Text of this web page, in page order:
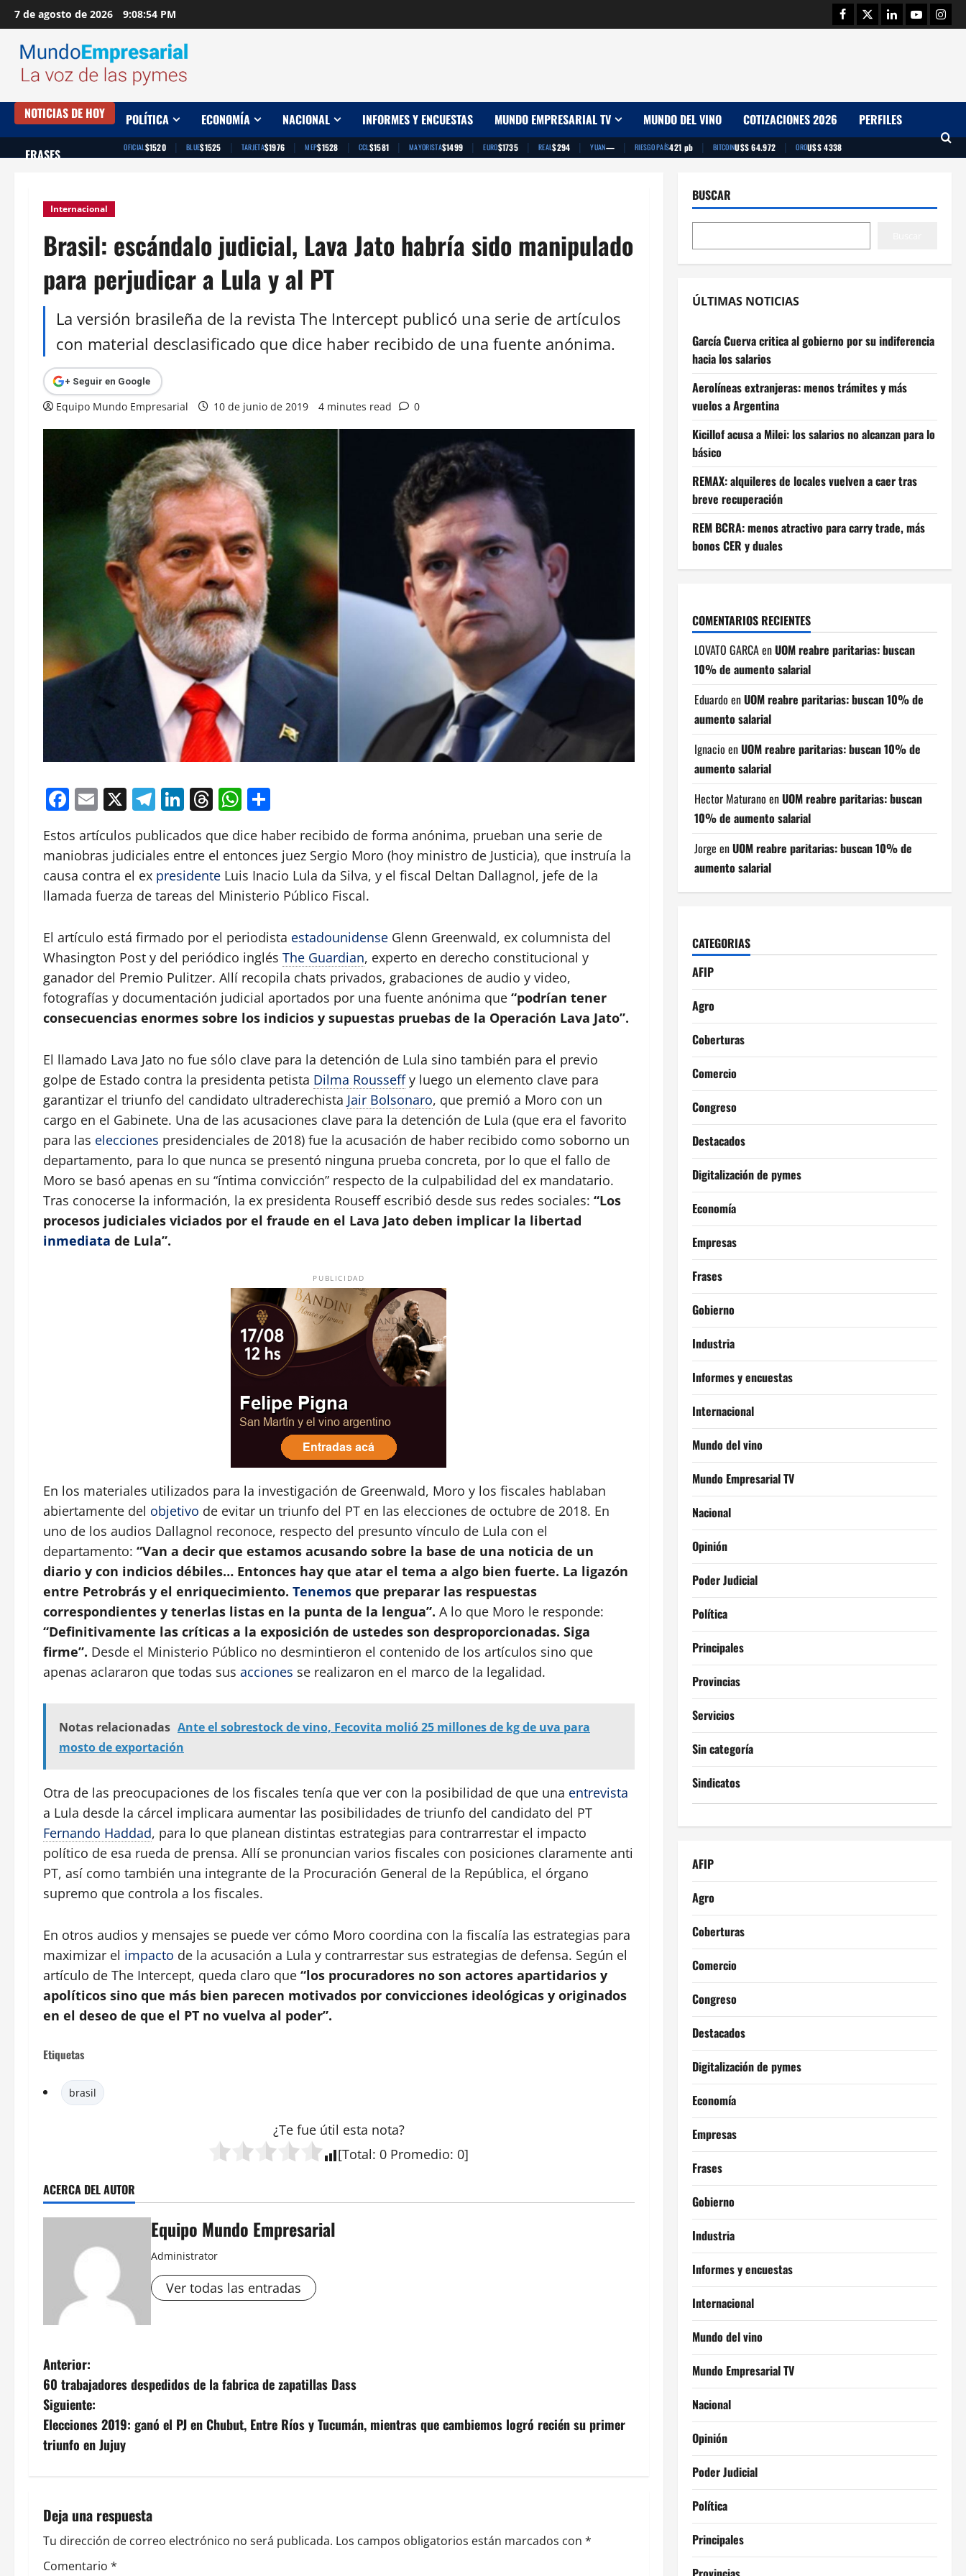
Saltar
al
contenido
7 de agosto de 2026 9:08:55 PM Facebook
TwitterLinkedinYoutube
NOTICIAS DE HOY POLÍTICA ECONOMÍA NACIONAL INFORMES Y ENCUESTAS MUNDO EMPRESARIAL TV MUNDO DEL VINO COTIZACIONES 2026 PERFILES
FRASES OFICIAL$1520 | BLUE$1525 | TARJETA$1976 | MEP$1528 | CCL$1581 | MAYORISTA$1499 | EURO$1735 | REAL$294 | YUAN— | RIESGO PAÍS421 pb | BITCOINU$S 64.972 | OROU$S 4338
Internacional
Brasil: escándalo judicial, Lava Jato habría sido manipulado
para perjudicar a Lula y al PT
La versión brasileña de la revista The Intercept publicó una serie de artículos
con material desclasificado que dice haber recibido de una fuente anónima.
+ Seguir en Google
Equipo Mundo Empresarial 10 de junio de 2019 4 minutes read 0
Facebook
Email
X Telegram
LinkedIn
Threads
WhatsApp
Estos artículos publicados que dice haber recibido de forma anónima, prueban una serie de
maniobras judiciales entre el entonces juez Sergio Moro (hoy ministro de Justicia), que instruía la
causa contra el ex presidente Luis Inacio Lula da Silva, y el fiscal Deltan Dallagnol, jefe de la
llamada fuerza de tareas del Ministerio Público Fiscal.
El artículo está firmado por el periodista estadounidense Glenn Greenwald, ex columnista del
Whasington Post y del periódico inglés The Guardian, experto en derecho constitucional y
ganador del Premio Pulitzer. Allí recopila chats privados, grabaciones de audio y video,
fotografías y documentación judicial aportados por una fuente anónima que “podrían tener
consecuencias enormes sobre los indicios y supuestas pruebas de la Operación Lava Jato”.
El llamado Lava Jato no fue sólo clave para la detención de Lula sino también para el previo
golpe de Estado contra la presidenta petista Dilma Rousseffy luego un elemento clave para
garantizar el triunfo del candidato ultraderechista Jair Bolsonaro, que premió a Moro con un
cargo en el Gabinete. Una de las acusaciones clave para la detención de Lula (que era el favorito
para las elecciones presidenciales de 2018) fue la acusación de haber recibido como soborno un
departamento, para lo que nunca se presentó ninguna prueba concreta, por lo que el fallo de
Moro se basó apenas en su “íntima convicción” respecto de la culpabilidad del ex mandatario.
Tras conocerse la información, la ex presidenta Rouseff escribió desde sus redes sociales: “Los
procesos judiciales viciados por el fraude en el Lava Jato deben implicar la libertad
inmediata de Lula”.
PUBLICIDAD
En los materiales utilizados para la investigación de Greenwald, Moro y los fiscales hablaban
abiertamente del objetivo de evitar un triunfo del PT en las elecciones de octubre de 2018. En
uno de los audios Dallagnol reconoce, respecto del presunto vínculo de Lula con el
departamento: “Van a decir que estamos acusando sobre la base de una noticia de un
diario y con indicios débiles… Entonces hay que atar el tema a algo bien fuerte. La ligazón
entre Petrobrás y el enriquecimiento. Tenemos que preparar las respuestas
correspondientes y tenerlas listas en la punta de la lengua”. A lo que Moro le responde:
“Definitivamente las críticas a la exposición de ustedes son desproporcionadas. Siga
firme”. Desde el Ministerio Público no desmintieron el contenido de los artículos sino que
apenas aclararon que todas sus acciones se realizaron en el marco de la legalidad.
Notas relacionadas Ante el sobrestock de vino, Fecovita molió 25 millones de kg de uva para
mosto de exportación
Otra de las preocupaciones de los fiscales tenía que ver con la posibilidad de que una entrevista
a Lula desde la cárcel implicara aumentar las posibilidades de triunfo del candidato del PT
Fernando Haddad, para lo que planean distintas estrategias para contrarrestar el impacto
político de esa rueda de prensa. Allí se pronuncian varios fiscales con posiciones claramente anti
PT, así como también una integrante de la Procuración General de la República, el órgano
supremo que controla a los fiscales.
En otros audios y mensajes se puede ver cómo Moro coordina con la fiscalía las estrategias para
maximizar el impacto de la acusación a Lula y contrarrestar sus estrategias de defensa. Según el
artículo de The Intercept, queda claro que “los procuradores no son actores apartidarios y
apolíticos sino que más bien parecen motivados por convicciones ideológicas y originados
en el deseo de que el PT no vuelva al poder”.
Etiquetas
brasil
¿Te fue útil esta nota?
[Total: 0 Promedio: 0]
ACERCA DEL AUTOR
Equipo Mundo Empresarial
Administrator
Ver todas las entradas
N
a
v
e
a
c
Anterior:
60 trabajadores despedidos de la fabrica de zapatillas Dass
Siguiente:
Elecciones 2019: ganó el PJ en Chubut, Entre Ríos y Tucumán, mientras que cambiemos logró recién su primer
triunfo en Jujuy
Deja una respuesta
Tu dirección de correo electrónico no será publicada. Los campos obligatorios están marcados con *
Comentario *
BUSCAR
ÚLTIMAS NOTICIAS
García Cuerva critica al gobierno por su indiferencia
hacia los salarios
Aerolíneas extranjeras: menos trámites y más
vuelos a Argentina
Kicillof acusa a Milei: los salarios no alcanzan para lo
básico
REMAX: alquileres de locales vuelven a caer tras
breve recuperación
REM BCRA: menos atractivo para carry trade, más
bonos CER y duales
COMENTARIOS RECIENTES
LOVATO GARCAenUOM reabre paritarias: buscan
10% de aumento salarial
Eduardo enUOM reabre paritarias: buscan 10% de
aumento salarial
Ignacio enUOM reabre paritarias: buscan 10% de
aumento salarial
Hector Maturano enUOM reabre paritarias: buscan
10% de aumento salarial
Jorge enUOM reabre paritarias: buscan 10% de
aumento salarial
CATEGORIAS
AFIP
Agro
Coberturas
Comercio
Congreso
Destacados
Digitalización de pymes
Economía
Empresas
Frases
Gobierno
Industria
Informes y encuestas
Internacional
Mundo del vino
Mundo Empresarial TV
Nacional
Opinión
Poder Judicial
Política
Principales
Provincias
Servicios
Sin categoría
Sindicatos
AFIP
Agro
Coberturas
Comercio
Congreso
Destacados
Digitalización de pymes
Economía
Empresas
Frases
Gobierno
Industria
Informes y encuestas
Internacional
Mundo del vino
Mundo Empresarial TV
Nacional
Opinión
Poder Judicial
Política
Principales